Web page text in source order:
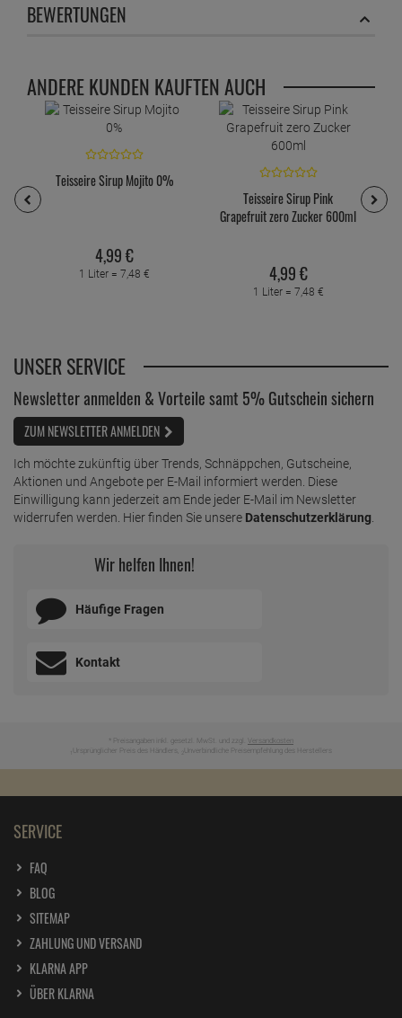
BEWERTUNGEN
ANDERE KUNDEN KAUFTEN AUCH
Teisseire Sirup Mojito 0%
4,99€
1 Liter = 7,48 €
Teisseire Sirup Pink
Grapefruit zero Zucker 600ml
4,99€
1 Liter = 7,48 €
UNSER SERVICE
Newsletter anmelden & Vorteile samt 5% Gutschein sichern
ZUM NEWSLETTER ANMELDEN
Ich möchte zukünftig über Trends, Schnäppchen, Gutscheine,
Aktionen und Angebote per E-Mail informiert werden. Diese
Einwilligung kann jederzeit am Ende jeder E-Mail im Newsletter
widerrufen werden. Hier finden Sie unsere Datenschutzerklärung.
Wir helfen Ihnen!
Häufige Fragen
Kontakt
* Preisangaben inkl. gesetzl. MwSt. und zzgl. Versandkosten
Ursprünglicher Preis des Händlers, Unverbindliche Preisempfehlung des Herstellers
SERVICE
FAQ
BLOG
SITEMAP
ZAHLUNG UND VERSAND
KLARNA APP
ÜBER KLARNA